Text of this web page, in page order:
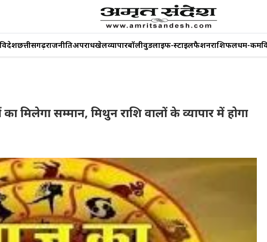
विदेशछत्तीसगढ़राजनीतिअपराधखेलव्यापारबॉलीवुडलाइफ-स्टाइलफैशनराशिफलधर्म-कर्म
मिलेगा सम्मान, मिथुन राशि वालों के व्यापार में होगा